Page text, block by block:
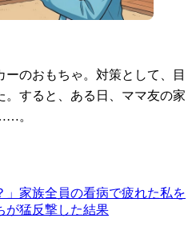
のおもちゃ。対策として、目
。すると、ある日、ママ友の家
。
」家族全員の看病で疲れた私を
が猛反撃した結果